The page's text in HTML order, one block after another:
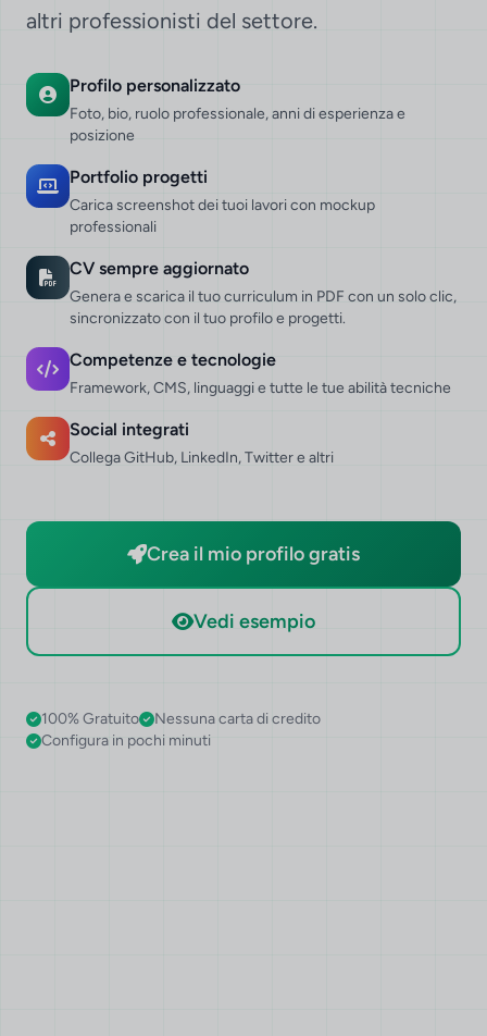
altri professionisti del settore.
Profilo personalizzato
Foto, bio, ruolo professionale, anni di esperienza e
posizione
Portfolio progetti
Carica screenshot dei tuoi lavori con mockup
professionali
CV sempre aggiornato
Genera e scarica il tuo curriculum in PDF con un solo clic,
sincronizzato con il tuo profilo e progetti.
Competenze e tecnologie
Framework, CMS, linguaggi e tutte le tue abilità tecniche
Social integrati
Collega GitHub, LinkedIn, Twitter e altri
Crea il mio profilo gratis
Vedi esempio
100% Gratuito
Nessuna carta di credito
Configura in pochi minuti